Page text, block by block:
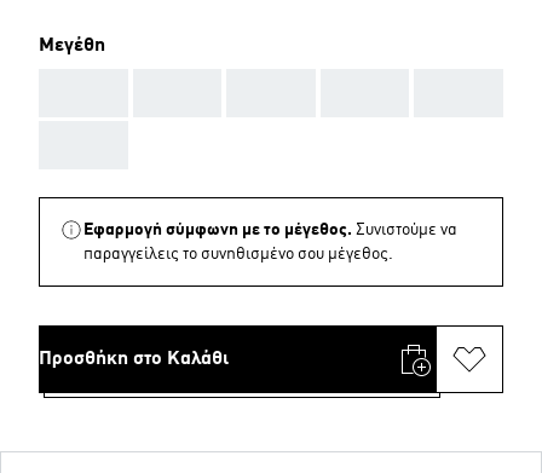
Μεγέθη
Εφαρμογή σύμφωνη με το μέγεθος. Συνιστούμε να
παραγγείλεις το συνηθισμένο σου μέγεθος.
Προσθήκη στο Καλάθι